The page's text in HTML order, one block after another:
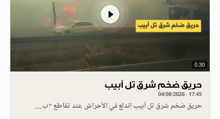
0.30
حريق ضخم شرق تل أبيب
04/08/2026 - 17:45
حريق ضخم شرق تل أبيب اندلع في الأحراش عند تقاطع "ب…